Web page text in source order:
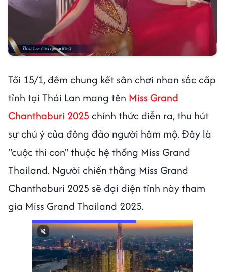
Tối 15/1, đêm chung kết sân chơi nhan sắc cấp
tỉnh tại Thái Lan mang tên Miss Grand
Chanthaburi 2025 chính thức diễn ra, thu hút
sự chú ý của đông đảo người hâm mộ. Đây là
"cuộc thi con" thuộc hệ thống Miss Grand
Thailand. Người chiến thắng Miss Grand
Chanthaburi 2025 sẽ đại diện tỉnh này tham
gia Miss Grand Thailand 2025.